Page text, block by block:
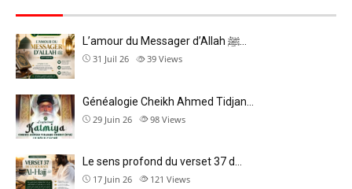
L’amour du Messager d’Allah ﷺ…
31 Juil 26 39 Views
Généalogie Cheikh Ahmed Tidjan…
29 Juin 26 98 Views
Le sens profond du verset 37 d…
17 Juin 26 121 Views